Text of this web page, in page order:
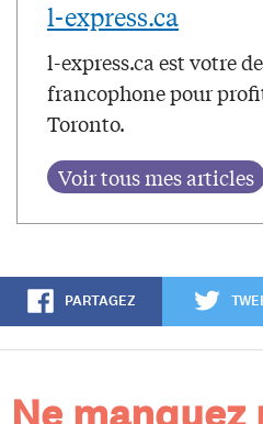
l-express.ca
l-express.ca est votre
francophone pour
Toronto.
PARTAGEZ